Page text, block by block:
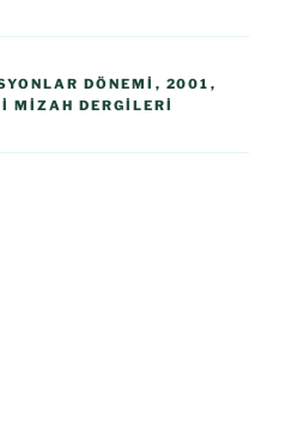
DÖNEMI , 2001 ,
MIZAH DERGILERI